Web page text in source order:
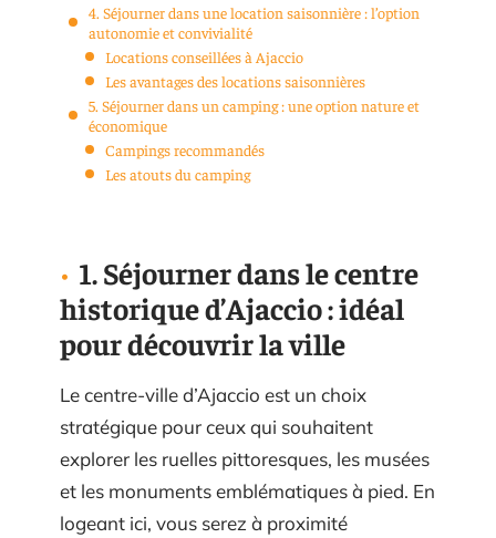
4. Séjourner dans une location saisonnière : l’option
autonomie et convivialité
Locations conseillées à Ajaccio
Les avantages des locations saisonnières
5. Séjourner dans un camping : une option nature et
économique
Campings recommandés
Les atouts du camping
1. Séjourner dans le centre
historique d’Ajaccio : idéal
pour découvrir la ville
Le centre-ville d’Ajaccio est un choix
stratégique pour ceux qui souhaitent
explorer les ruelles pittoresques, les musées
et les monuments emblématiques à pied. En
logeant ici, vous serez à proximité